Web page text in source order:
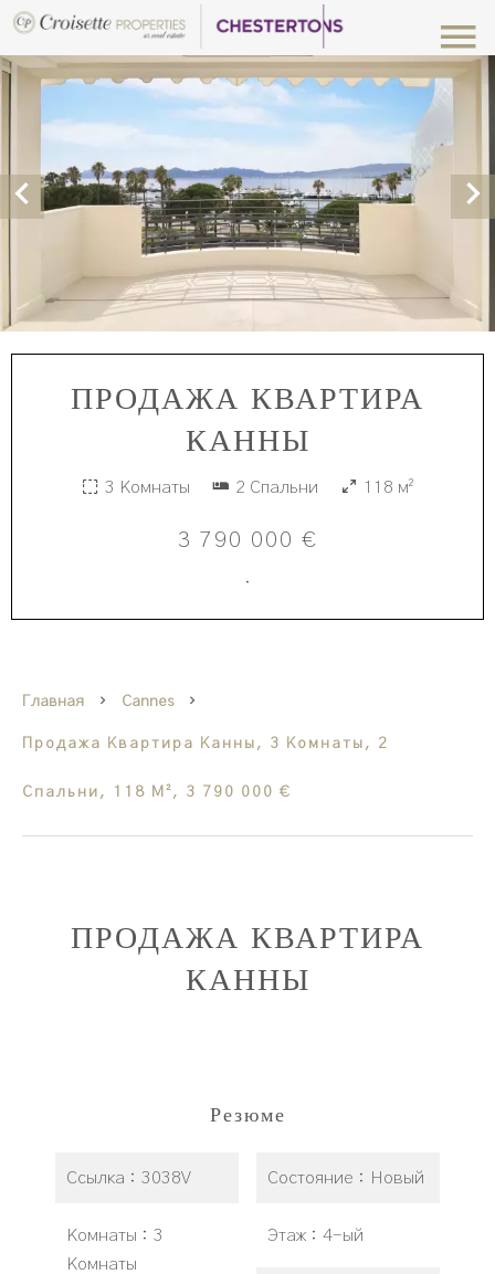
ПРОДАЖА КВАРТИРА
КАННЫ
3 Комнаты 2 Спальни 118 м²
3 790 000 €
·
Главная Cannes
Продажа Квартира Канны, 3 Комнаты, 2
Спальни, 118 М², 3 790 000 €
ПРОДАЖА КВАРТИРА
КАННЫ
Резюме
Ссылка 3038V
Комнаты
3
Комнаты
Состояние Новый
Этаж 4-ый